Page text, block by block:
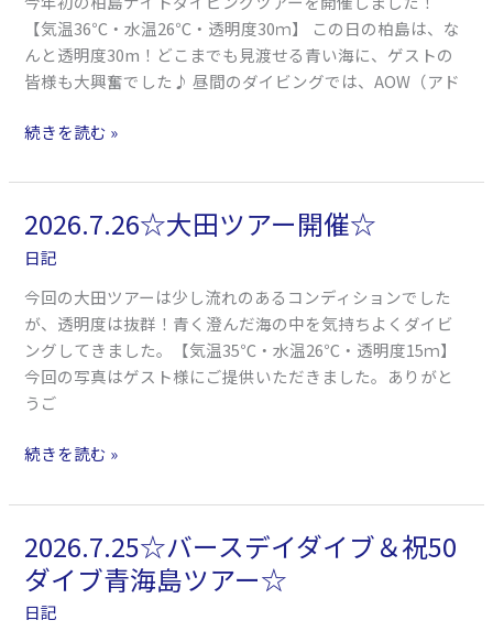
【気温36℃・水温26℃・透明度30ｍ】 この日の柏島は、な
んと透明度30m！どこまでも見渡せる青い海に、ゲストの
皆様も大興奮でした♪ 昼間のダイビングでは、AOW（アド
の
ナ
イ
ダ
ブ！
島
ツ
ア
ー
☆
続きを読む »
2026.7.26☆大田ツアー開催☆
日記
今回の大田ツアーは少し流れのあるコンディションでした
が、透明度は抜群！青く澄んだ海の中を気持ちよくダイビ
ングしてきました。【気温35℃・水温26℃・透明度15ｍ】
今回の写真はゲスト様にご提供いただきました。ありがと
うご
2026.7.26☆
田
ツ
ア
ー
開
催
続きを読む »
2026.7.25☆バースデイダイブ＆祝50
ダイブ青海島ツアー☆
日記
2026.7.25☆
バ
ー
ス